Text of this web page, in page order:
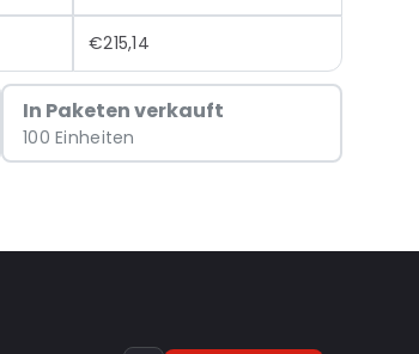
€215,14
In Paketen verkauft
100 Einheiten